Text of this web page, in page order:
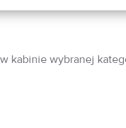
kabinie wybranej